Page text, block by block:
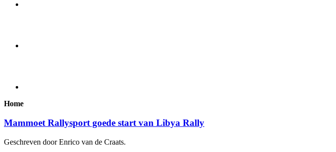
Home
Mammoet Rallysport goede start van Libya Rally
Geschreven door Enrico van de Craats.